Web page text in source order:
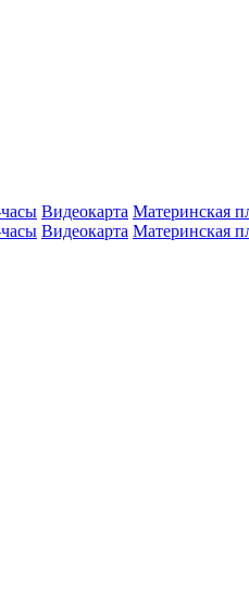
Видеокарта Материнская
Видеокарта Материнская